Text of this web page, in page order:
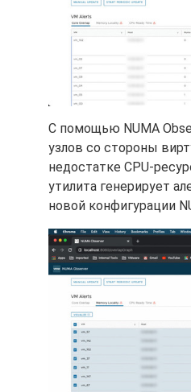
С помощью NUMA
узлов со стороны
недостатке CPU-
утилита генерирует
новой конфигурации